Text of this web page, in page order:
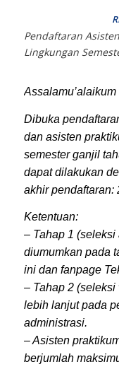
Pendaftaran
Lingkungan
Assalamu’alaikum
Dibuka
dan asisten
semester ganjil
dapat dilakukan
akhir pendaftaran:
Ketentuan:
– Tahap 1
diumumkan pada
ini dan fanpage
– Tahap 2
lebih lanjut pada
administrasi.
– Asisten
berjumlah